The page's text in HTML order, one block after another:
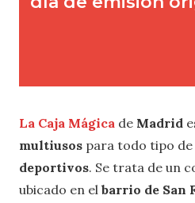
La Caja Mágica de Madrid
multiusos para todo tipo de
deportivos. Se trata de un
ubicado en el barrio de San